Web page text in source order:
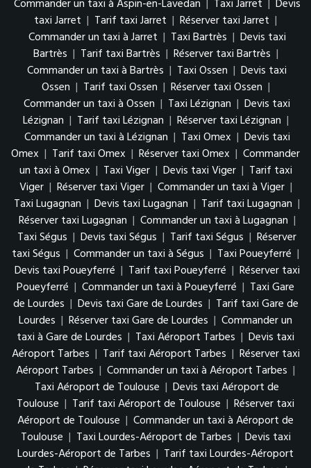
Commander un taxi à Aspin-en-Lavedan | Taxi Jarret | Devis
taxi Jarret | Tarif taxi Jarret | Réserver taxi Jarret |
Commander un taxi à Jarret | Taxi Bartrès | Devis taxi
Bartrès | Tarif taxi Bartrès | Réserver taxi Bartrès |
Commander un taxi à Bartrès | Taxi Ossen | Devis taxi
Ossen | Tarif taxi Ossen | Réserver taxi Ossen |
Commander un taxi à Ossen | Taxi Lézignan | Devis taxi
Lézignan | Tarif taxi Lézignan | Réserver taxi Lézignan |
Commander un taxi à Lézignan | Taxi Omex | Devis taxi
Omex | Tarif taxi Omex | Réserver taxi Omex | Commander
un taxi à Omex | Taxi Viger | Devis taxi Viger | Tarif taxi
Viger | Réserver taxi Viger | Commander un taxi à Viger |
Taxi Lugagnan | Devis taxi Lugagnan | Tarif taxi Lugagnan |
Réserver taxi Lugagnan | Commander un taxi à Lugagnan |
Taxi Ségus | Devis taxi Ségus | Tarif taxi Ségus | Réserver
taxi Ségus | Commander un taxi à Ségus | Taxi Poueyferré |
Devis taxi Poueyferré | Tarif taxi Poueyferré | Réserver taxi
Poueyferré | Commander un taxi à Poueyferré | Taxi Gare
de Lourdes | Devis taxi Gare de Lourdes | Tarif taxi Gare de
Lourdes | Réserver taxi Gare de Lourdes | Commander un
taxi à Gare de Lourdes | Taxi Aéroport Tarbes | Devis taxi
Aéroport Tarbes | Tarif taxi Aéroport Tarbes | Réserver taxi
Aéroport Tarbes | Commander un taxi à Aéroport Tarbes |
Taxi Aéroport de Toulouse | Devis taxi Aéroport de
Toulouse | Tarif taxi Aéroport de Toulouse | Réserver taxi
Aéroport de Toulouse | Commander un taxi à Aéroport de
Toulouse | Taxi Lourdes-Aéroport de Tarbes | Devis taxi
Lourdes-Aéroport de Tarbes | Tarif taxi Lourdes-Aéroport